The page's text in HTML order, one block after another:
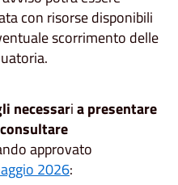
con risorse disponibili
scorrimento delle
necessaria presentare
approvato
2026: